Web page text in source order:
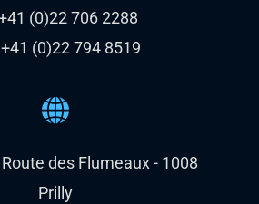
(0)22 706 2288
(0)22 794 8519
des Flumeaux - 1008
Prilly